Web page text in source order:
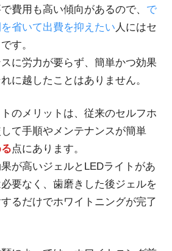
費用も高い傾向があるので、 で
省いて出費を抑えたい 人にはセ
す。
に労力が要らず、簡単かつ効果
に越したことはありません。
のメリットは、従来のセルフホ
て手順やメンテナンスが簡単
点にあります。
が高いジェルとLEDライトがあ
要なく、歯磨きした後ジェルを
るだけでホワイトニングが完了